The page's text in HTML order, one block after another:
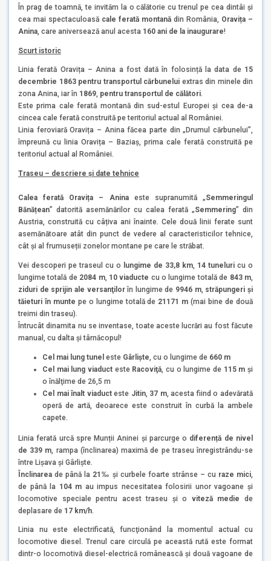
În prag de toamnă, te invităm la o călătorie cu trenul pe cea dintâi și
cea mai spectaculoasă cale ferată montană din România, Oravița –
Anina, care aniversează anul acesta 160 ani de la inaugurare!
Scurt istoric
Linia ferată Oravița – Anina a fost dată în folosință la data de 15
decembrie 1863 pentru transportul cărbunelui extras din minele din
zona Anina, iar în 1869, pentru transportul de călători.
Este prima cale ferată montană din sud-estul Europei și cea de-a
cincea cale ferată construită pe teritoriul actual al României.
Linia feroviară Oravița – Anina făcea parte din „Drumul cărbunelui”,
împreună cu linia Oravița – Baziaș, prima cale ferată construită pe
teritoriul actual al României.
Traseu – descriere și date tehnice
Calea ferată Oravița – Aninaeste supranumită „Semmeringul
Bănățean” datorită asemănărilor cu calea ferată „Semmering” din
Austria, construită cu câțiva ani înainte. Cele două linii ferate sunt
asemănătoare atât din punct de vedere al caracteristicilor tehnice,
cât și al frumuseții zonelor montane pe care le străbat.
Vei descoperi pe traseul cu o lungime de 33,8 km, 14 tuneluri cu o
lungime totală de 2084 m, 10 viaducte cu o lungime totală de 843 m,
ziduri de sprijin ale versanţilorîn lungime de 9946 m, străpungeri și
tăieturi în munte pe o lungime totală de 21171 m (mai bine de două
treimi din traseu).
Întrucât dinamita nu se inventase, toate aceste lucrări au fost făcute
manual, cu dalta și târnăcopul!
Cel mai lung tunel este Gârlişte, cu o lungime de 660 m
Cel mai lung viaduct este Racoviţă, cu o lungime de 115 m şi
o înălţime de 26,5 m
Cel mai înalt viaducteste Jitin, 37 m, acesta fiind o adevărată
operă de artă, deoarece este construit în curbă la ambele
capete.
Linia ferată urcă spre Munții Aninei și parcurge o diferență de nivel
de 339 m , rampa (înclinarea) maximă de pe traseu înregistrându-se
între Lișava și Gârliște.
Înclinareade până la 21‰ și curbele foarte strânse – cu raze mici
de până la 104 m au impus necesitatea folosirii unor vagoane și
locomotive speciale pentru acest traseu și o viteză medie
de
deplasare de 17 km/h
Linia nu este electrificată, funcţionând la momentul actual cu
locomotive diesel. Trenul care circulă pe această rută este format
dintr-o locomotivă diesel-electrică românească şi două vagoane de